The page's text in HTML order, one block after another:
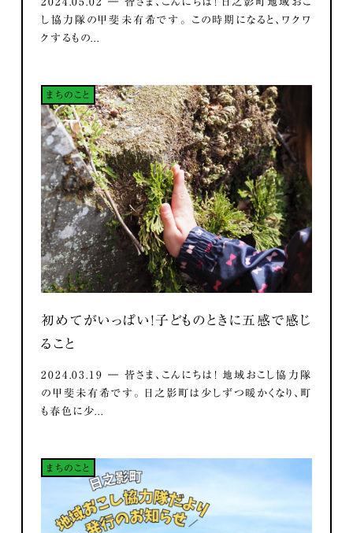
し協力隊の甲斐未有希です。 この時期になると、ワクワ
クするもの...
まちのこと
初めてがいっぱい！子どものときに五感で感じ
ること
2024.03.19 ― 皆さま、こんにちは！ 地域おこし協力隊
の甲斐未有希です。 日之影町は少しずつ暖かくなり、町
も春色に少...
まちのこと